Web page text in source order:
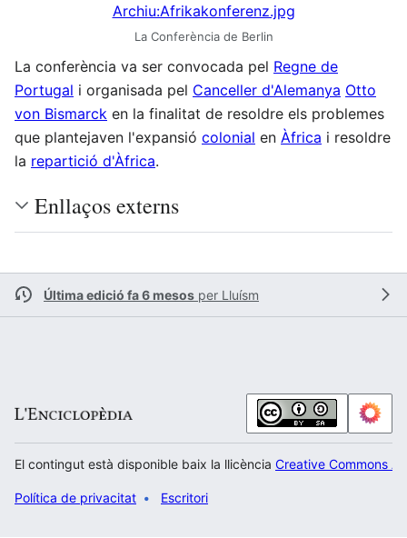
Archiu:Afrikakonferenz.jpg
La Conferència de Berlin
La conferència va ser convocada pel Regne de
Portugal i organisada pel Canceller d'Alemanya Otto
von Bismarck en la finalitat de resoldre els problemes
que plantejaven l'expansió colonial en Àfrica i resoldre
la repartició d'Àfrica.
Enllaços externs
Última edició fa 6 mesos per Lluísm
El contingut està disponible baix la llicència Creative Commons
Política de privacitat Escritori